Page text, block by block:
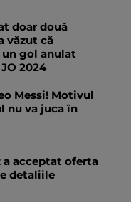
doar două
văzut că
gol anulat
2024
Messi! Motivul
nu va juca în
a acceptat oferta
detaliile